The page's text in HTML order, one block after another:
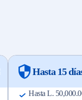
Hasta 15
Hasta L.